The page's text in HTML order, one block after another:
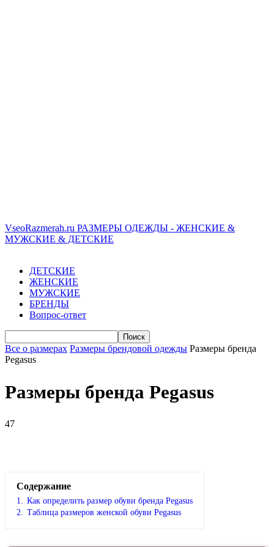
VseoRazmerah.ru РАЗМЕРЫ ОДЕЖДЫ - ЖЕНСКИЕ &
МУЖСКИЕ & ДЕТСКИЕ
ДЕТСКИЕ
ЖЕНСКИЕ
МУЖСКИЕ
БРЕНДЫ
Вопрос-ответ
Все о размерах Размеры брендовой одежды Размеры бренда
Pegasus
Размеры бренда Pegasus
47
Содержание
1. Как определить размер обуви брендa Pegasus
2. Таблица размеров женской обуви Pegasus